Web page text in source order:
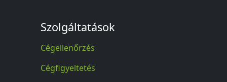
Szolgáltatások
Cégellenőrzés
Cégfigyeltetés